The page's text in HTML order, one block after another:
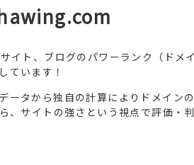
イト、ブログのパワーランク（ドメ
ています！
ータから独自の計算によりドメイン
、サイトの強さという視点で評価・判